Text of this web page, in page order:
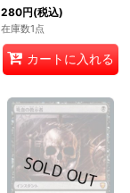
280円(税込)
在庫数1点
カートに入れる